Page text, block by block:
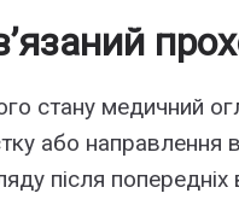
стану медичний
або направлення
після